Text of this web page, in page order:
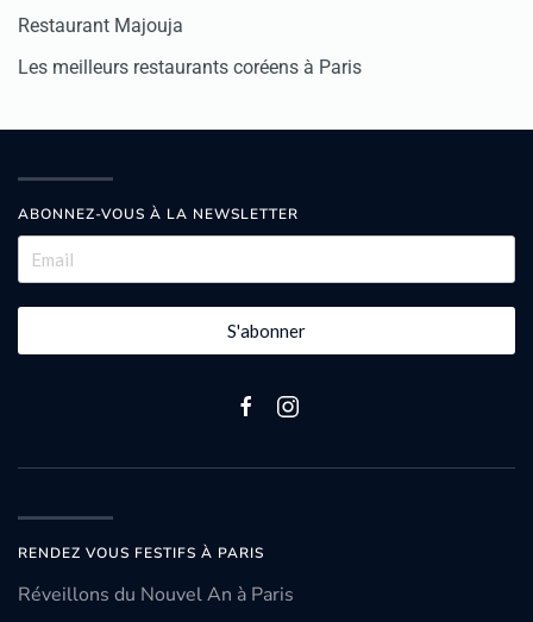
Restaurant Majouja
Les meilleurs restaurants coréens à Paris
ABONNEZ-VOUS À LA NEWSLETTER
S'abonner
RENDEZ VOUS FESTIFS À PARIS
Réveillons du Nouvel An à Paris